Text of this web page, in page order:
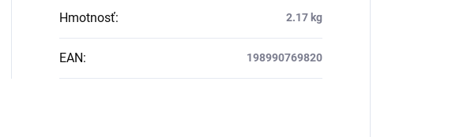
Hmotnosť: 2.17 kg
EAN: 198990769820